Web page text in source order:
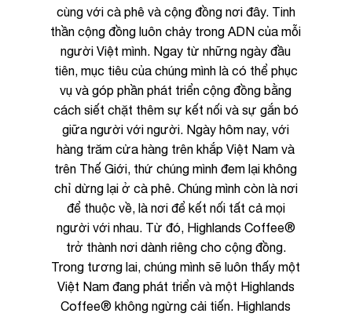
cùng với cà phê và cộng đồng nơi đây. Tinh
thần cộng đồng luôn chảy trong ADN của mỗi
người Việt mình. Ngay từ những ngày đầu
tiên, mục tiêu của chúng mình là có thể phục
vụ và góp phần phát triển cộng đồng bằng
cách siết chặt thêm sự kết nối và sự gắn bó
giữa người với người. Ngày hôm nay, với
hàng trăm cửa hàng trên khắp Việt Nam và
trên Thế Giới, thứ chúng mình đem lại không
chỉ dừng lại ở cà phê. Chúng mình còn là nơi
để thuộc về, là nơi để kết nối tất cả mọi
người với nhau. Từ đó, Highlands Coffee®
trở thành nơi dành riêng cho cộng đồng.
Trong tương lai, chúng mình sẽ luôn thấy một
Việt Nam đang phát triển và một Highlands
Coffee® không ngừng cải tiến. Highlands
Gửi yêu cầu